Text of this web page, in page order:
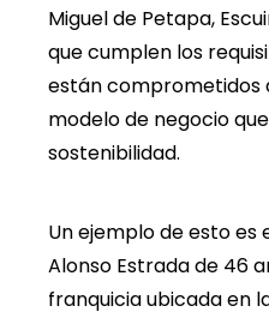
Miguel de Petapa,
que cumplen los
están comprometidos
modelo de negocio
sostenibilidad.
Un ejemplo de esto es
Alonso Estrada de 46
franquicia ubicada en